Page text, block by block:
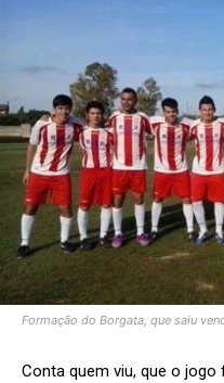
Formação do Borgata, que saiu
Conta quem viu, que o